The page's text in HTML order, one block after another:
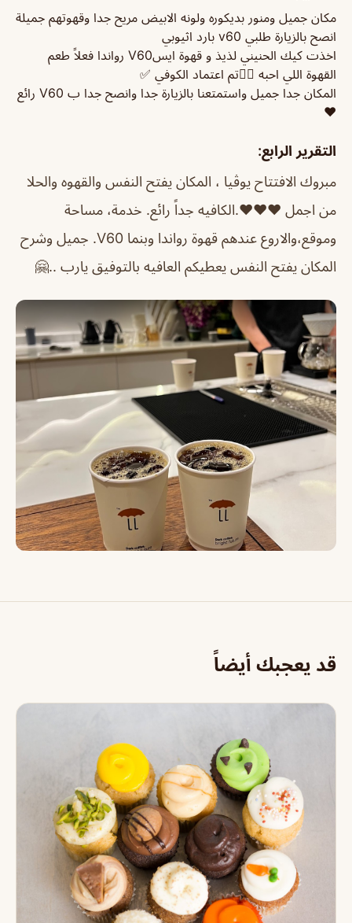
مكان جميل ومنور بديكوره ولونه الابيض مريح جدا وقهوتهم جميلة
انصح بالزيارة طلبي v60 بارد اثيوبي
اخذت كيك الحنيني لذيذ و قهوة ايسV60 رواندا فعلاً طعم
القهوة اللي احبه 👌🏼تم اعتماد الكوفي ✅
المكان جدا جميل واستمتعنا بالزيارة جدا وانصح جدا ب V60 رائع
❤️
التقرير الرابع:
مبروك الافتتاح يوڤيا ، المكان يفتح النفس والقهوه والحلا
من اجمل ♥️♥️♥️.الكافيه جداً رائع. خدمة، مساحة
وموقع،والاروع عندهم قهوة رواندا وبنما V60.
جميل وشرح
المكان يفتح النفس يعطيكم العافيه بالتوفيق يارب ..🤗
قد يعجبك أيضاً